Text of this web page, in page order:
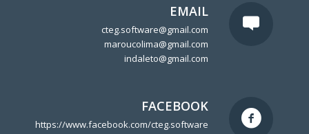
EMAIL
cteg.software@gmail.com
maroucolima@gmail.com
indaleto@gmail.com
FACEBOOK
https://www.facebook.com/cteg.software